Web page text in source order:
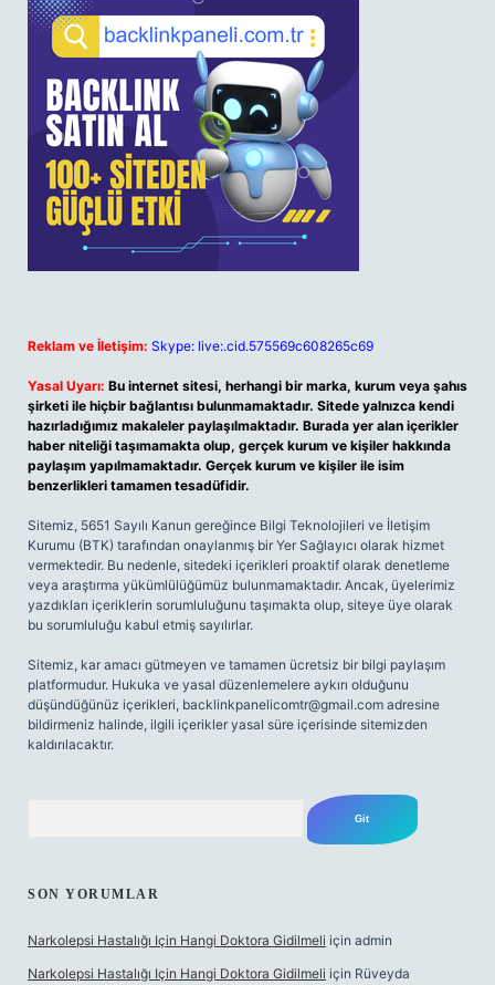
Reklam ve İletişim: Skype: live:.cid.575569c608265c69
Yasal Uyarı: Bu internet sitesi, herhangi bir marka, kurum veya şahıs
şirketi ile hiçbir bağlantısı bulunmamaktadır. Sitede yalnızca kendi
hazırladığımız makaleler paylaşılmaktadır. Burada yer alan içerikler
haber niteliği taşımamakta olup, gerçek kurum ve kişiler hakkında
paylaşım yapılmamaktadır. Gerçek kurum ve kişiler ile isim
benzerlikleri tamamen tesadüfidir.
Sitemiz, 5651 Sayılı Kanun gereğince Bilgi Teknolojileri ve İletişim
Kurumu (BTK) tarafından onaylanmış bir Yer Sağlayıcı olarak hizmet
vermektedir. Bu nedenle, sitedeki içerikleri proaktif olarak denetleme
veya araştırma yükümlülüğümüz bulunmamaktadır. Ancak, üyelerimiz
yazdıkları içeriklerin sorumluluğunu taşımakta olup, siteye üye olarak
bu sorumluluğu kabul etmiş sayılırlar.
Sitemiz, kar amacı gütmeyen ve tamamen ücretsiz bir bilgi paylaşım
platformudur. Hukuka ve yasal düzenlemelere aykırı olduğunu
düşündüğünüz içerikleri, backlinkpanelicomtr@gmail.com adresine
bildirmeniz halinde, ilgili içerikler yasal süre içerisinde sitemizden
kaldırılacaktır.
SON YORUMLAR
Narkolepsi Hastalığı Için Hangi Doktora Gidilmeli için admin
Narkolepsi Hastalığı Için Hangi Doktora Gidilmeli için Rüveyda